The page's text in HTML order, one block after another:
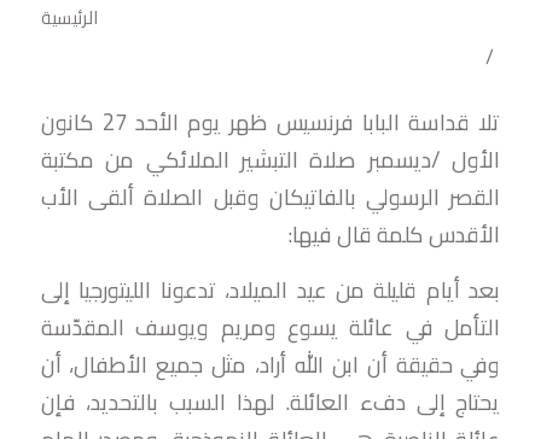
الرئيسية
/
تلا قداسة البابا فرنسيس ظهر يوم الأحد 27 كانون
الأول /ديسمبر صلاة التبشير الملائكي من مكتبة
القصر الرسولي بالفاتيكان وقبل الصلاة ألقى الأب
الأقدس كلمة قال فيها:
بعد أيام قليلة من عيد الميلاد، تدعونا الليتورجيا إلى
التأمل في عائلة يسوع ومريم ويوسف المقدّسة
وفي حقيقة أن ابن الله أراد، مثل جميع الأطفال، أن
يحتاج إلى دفء العائلة. لهذا السبب بالتحديد، فإن